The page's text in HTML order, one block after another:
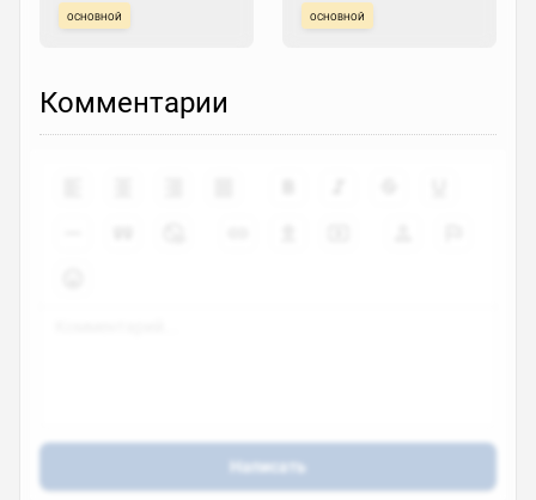
основной основной
Комментарии
Написать